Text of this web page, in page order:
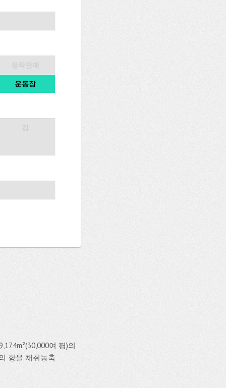
운동장
여 평)의
향을 채취농축